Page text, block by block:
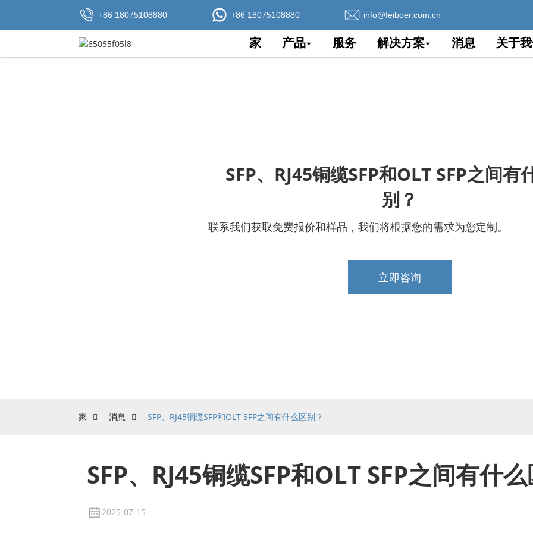
+86 18075108880 +86 18075108880 info@feiboer.com.cn
家 产品 服务 解决方案 消息 关于
SFP、RJ45铜缆SFP和OLT SFP之间有
别？
联系我们获取免费报价和样品，我们将根据您的需求为您定制。
立即咨询
家 消息 SFP、RJ45铜缆SFP和OLT SFP之间有什么区别？
SFP、RJ45铜缆SFP和OLT SFP之间有什
2025-07-15